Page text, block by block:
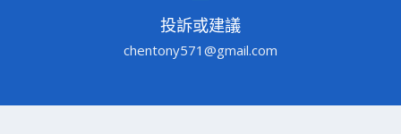
投訴或建議
chentony571@gmail.com